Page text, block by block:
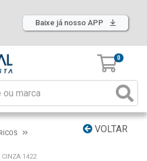
Baixe já nosso APP
0
VOLTAR
CINZA 1422